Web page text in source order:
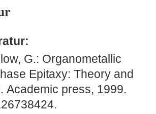
G.: Organometallic
Epitaxy: Theory and
Academic press, 1999.